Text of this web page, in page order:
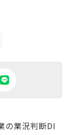
の業況判断DI